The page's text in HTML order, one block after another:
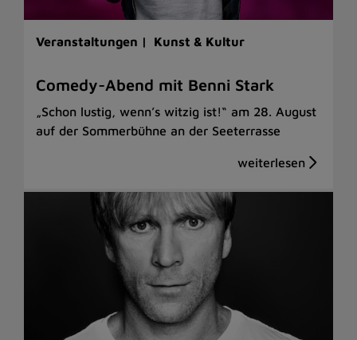
Veranstaltungen | Kunst & Kultur
Comedy-Abend mit Benni Stark
„Schon lustig, wenn’s witzig ist!“ am 28. August
auf der Sommerbühne an der Seeterrasse